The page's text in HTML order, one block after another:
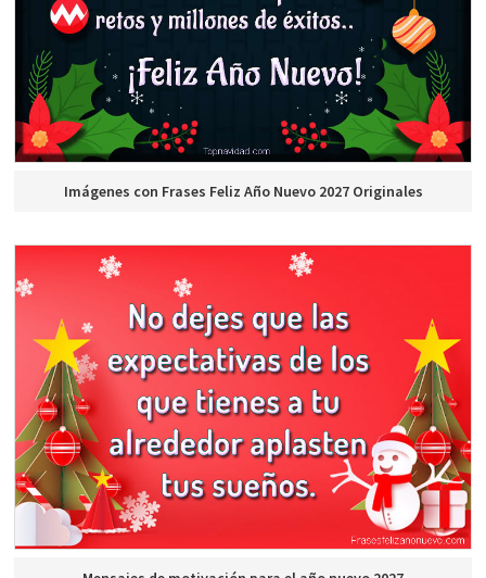
Imágenes con Frases Feliz Año Nuevo 2027 Originales